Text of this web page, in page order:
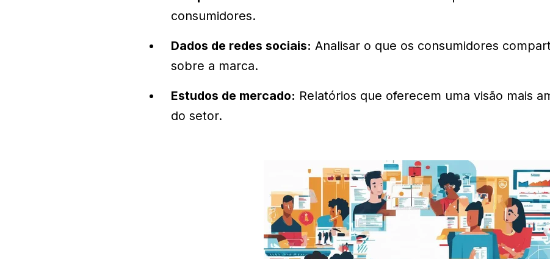
consumidores.
Dados de redes sociais: Analisar o que os consumidores
sobre a marca.
Estudos de mercado: Relatórios que oferecem uma visão mais
do setor.